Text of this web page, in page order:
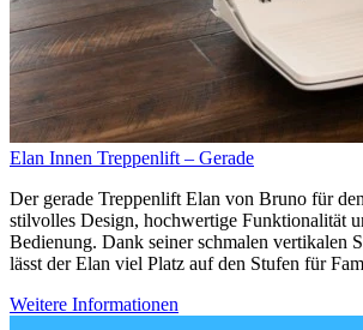
Elan Innen Treppenlift – Gerade
Der gerade Treppenlift Elan von Bruno für
stilvolles Design, hochwertige Funktionalität
Bedienung. Dank seiner schmalen vertikalen
lässt der Elan viel Platz auf den Stufen für
Weitere Informationen